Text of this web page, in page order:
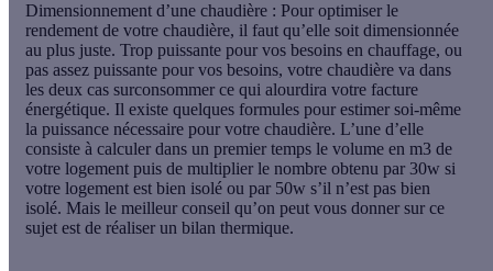
Dimensionnement d’une chaudière : Pour optimiser le
rendement de votre chaudière, il faut qu’elle soit dimensionnée
au plus juste. Trop puissante pour vos besoins en chauffage, ou
pas assez puissante pour vos besoins, votre chaudière va dans
les deux cas surconsommer ce qui alourdira votre facture
énergétique. Il existe quelques formules pour estimer soi-même
la puissance nécessaire pour votre chaudière. L’une d’elle
consiste à calculer dans un premier temps le volume en m3 de
votre logement puis de multiplier le nombre obtenu par 30w si
votre logement est bien isolé ou par 50w s’il n’est pas bien
isolé. Mais le meilleur conseil qu’on peut vous donner sur ce
sujet est de réaliser un bilan thermique.